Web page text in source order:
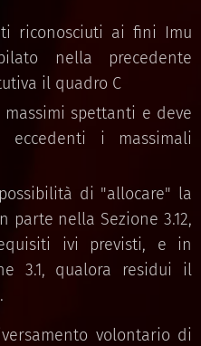
riconosciuti ai fini Imu
nella precedente
il quadro C
spettanti e deve
i massimali
di "allocare" la
parte nella Sezione 3.12,
ivi previsti, e in
3.1, qualora residui il
volontario di